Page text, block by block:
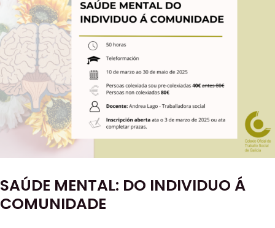
SAÚDE MENTAL: DO INDIVIDUO Á
COMUNIDADE